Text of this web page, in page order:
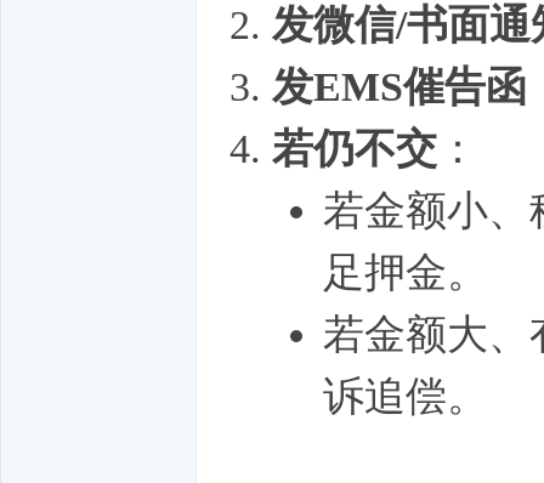
发微信/书面通
发EMS催告函
若仍不交 ：
若金额小、
足押金。
若金额大、
诉追偿。